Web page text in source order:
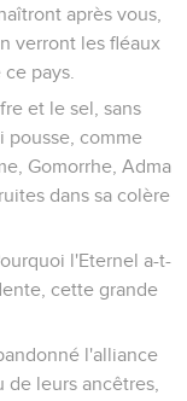
après vous,
verront les fléaux
pays.
et le sel, sans
pousse, comme
Gomorrhe, Adma
dans sa colère
l'Eternel a-t-
cette grande
l'alliance
leurs ancêtres,